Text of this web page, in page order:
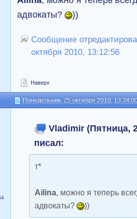
адвокаты?
))
Сообщение
октября 2010, 13:12:56
Наверх
Понедельник, 25 октября 2010,
Vladimir (Пятница,
писал:
т*
Ailina, можно я теперь
адвокаты?
))